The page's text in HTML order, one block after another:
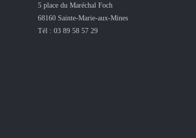
5 place du Maréchal Foch
68160 Sainte-Marie-aux-Mines
Tél :03 89 58 57 29